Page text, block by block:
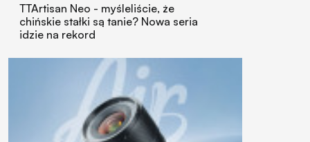
TTArtisan Neo - myśleliście, że
chińskie stałki są tanie? Nowa seria
idzie na rekord